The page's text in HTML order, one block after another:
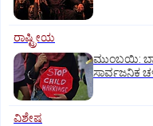
ರಾಷ್ಟ್ರೀಯ
ಮುಂಬಯಿ:
ಸಾರ್ವಜನಿಕ
ವಿಶೇಷ